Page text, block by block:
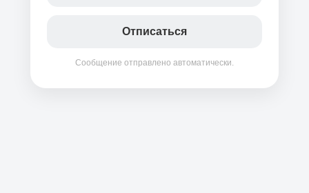
Отписаться
Сообщение отправлено автоматически.